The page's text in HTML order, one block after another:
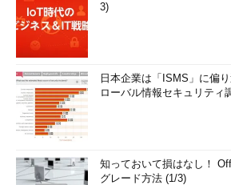
3)
日本企業は「ISMS」に偏
ローバル情報セキュリティ
知っておいて損はなし！
グレード方法 (1/3)